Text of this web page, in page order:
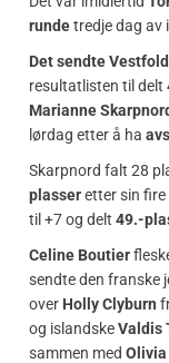
rundetredje dag av
Det sendte
resultatlisten til delt
Marianne
lørdag etter å ha
Skarpnord falt 28
plasseretter sin fire
til +7 og delt 49.-
Celine Boutier
sendte den franske
over Holly Clyburn
og islandskeValdis
sammen med Olivia